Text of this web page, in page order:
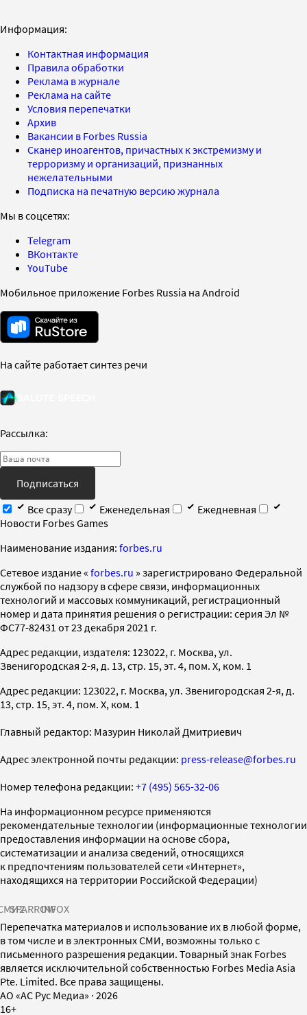
Информация:
Контактная информация
Правила обработки
Реклама в журнале
Реклама на сайте
Условия перепечатки
Архив
Вакансии в Forbes Russia
Сканер иноагентов, причастных к экстремизму и
терроризму и организаций, признанных
нежелательными
Подписка на печатную версию журнала
Мы в соцсетях:
Telegram
ВКонтакте
YouTube
Мобильное приложение Forbes Russia на Android
На сайте работает синтез речи
Рассылка:
Подписаться
Все сразу
Еженедельная
Ежедневная
Новости Forbes Games
Наименование издания: forbes.ru
Cетевое издание « forbes.ru » зарегистрировано Федеральной
службой по надзору в сфере связи, информационных
технологий и массовых коммуникаций, регистрационный
номер и дата принятия решения о регистрации: серия Эл №
ФС77-82431 от 23 декабря 2021 г.
Адрес редакции, издателя: 123022, г. Москва, ул.
Звенигородская 2-я, д. 13, стр. 15, эт. 4, пом. X, ком. 1
Адрес редакции: 123022, г. Москва, ул. Звенигородская 2-я, д.
13, стр. 15, эт. 4, пом. X, ком. 1
Главный редактор: Мазурин Николай Дмитриевич
Адрес электронной почты редакции: press-release@forbes.ru
Номер телефона редакции: +7 (495) 565-32-06
На информационном ресурсе применяются
рекомендательные технологии (информационные технологии
предоставления информации на основе сбора,
систематизации и анализа сведений, относящихся
к предпочтениям пользователей сети «Интернет»,
находящихся на территории Российской Федерации)
SPARROWINFOX
Перепечатка материалов и использование их в любой форме,
в том числе и в электронных СМИ, возможны только с
письменного разрешения редакции. Товарный знак Forbes
является исключительной собственностью Forbes Media Asia
Pte. Limited. Все права защищены.
AO «АС Рус Медиа» · 2026
16+